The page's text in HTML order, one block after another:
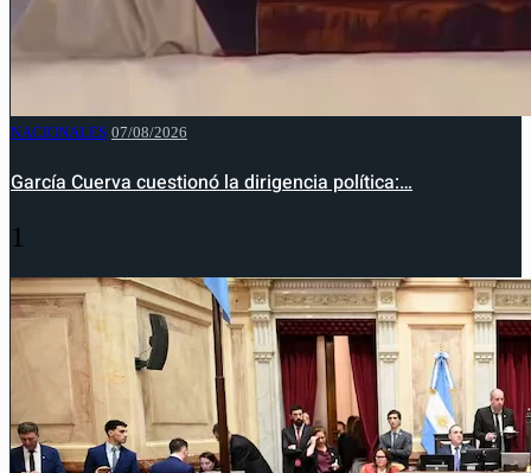
NACIONALES 07/08/2026
García Cuerva cuestionó la dirigencia política:…
1